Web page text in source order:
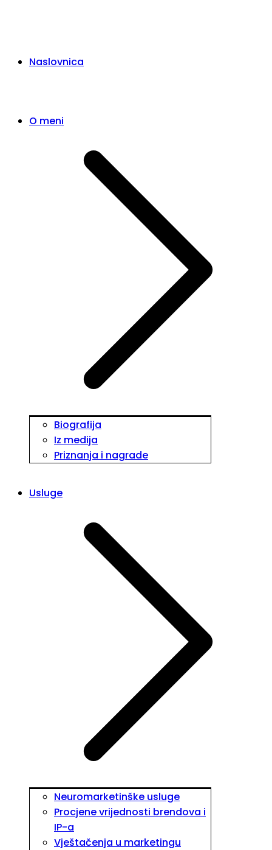
Naslovnica
O meni
Biografija
Iz medija
Priznanja i nagrade
Usluge
Neuromarketinške usluge
Procjene vrijednosti brendova i
IP-a
Vještačenja u marketingu